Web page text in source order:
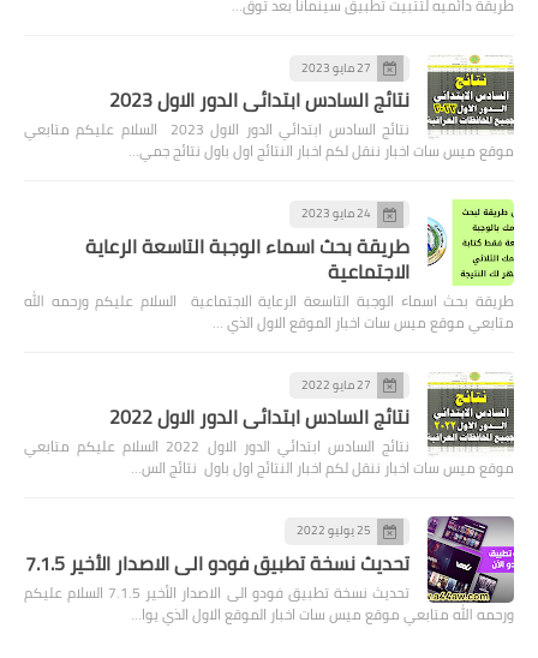
27 مايو 2023
نتائج السادس ابتدائي الدور الاول 2023
نتائج السادس ابتدائي الدور الاول 2023 السلام عليكم متابعي
موقع ميس سات اخبار ننقل لكم اخبار النتائج اول باول نتائج جمي…
24 مايو 2023
طريقة بحث اسماء الوجبة التاسعة الرعاية
الاجتماعية
طريقة بحث اسماء الوجبة التاسعة الرعاية الاجتماعية السلام عليكم ورحمه الله
متابعي موقع ميس سات اخبار الموقع الاول الذي …
27 مايو 2022
نتائج السادس ابتدائي الدور الاول 2022
نتائج السادس ابتدائي الدور الاول 2022 السلام عليكم متابعي
موقع ميس سات اخبار ننقل لكم اخبار النتائج اول باول نتائج الس…
25 يوليو 2022
تحديث نسخة تطبيق فودو الى الاصدار الأخير 7.1.5
تحديث نسخة تطبيق فودو الى الاصدار الأخير 7.1.5 السلام عليكم
ورحمه الله متابعي موقع ميس سات اخبار الموقع الاول الذي يوا…